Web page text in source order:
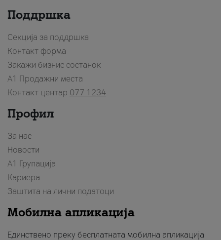
Поддршка
Секција за поддршка
Контакт форма
Закажи бизнис состанок
A1 Продажни места
Контакт центар 077 1234
Профил
За нас
Новости
А1 Групација
Кариера
Заштита на лични податоци
Мобилна апликација
Единствено преку бесплатната мобилна апликација